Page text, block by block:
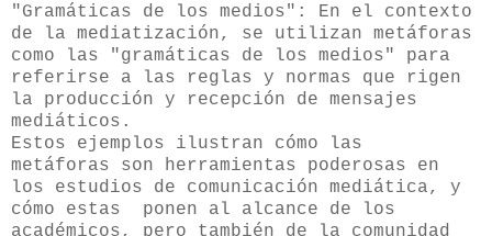
"Gramáticas de los medios": En el contexto
de la mediatización, se utilizan metáforas
como las "gramáticas de los medios" para
referirse a las reglas y normas que rigen
la producción y recepción de mensajes
mediáticos.
Estos ejemplos ilustran cómo las
metáforas son herramientas poderosas en
los estudios de comunicación mediática, y
cómo estas ponen al alcance de los